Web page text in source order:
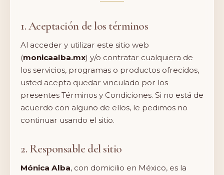
1. Aceptación de los términos
Al acceder y utilizar este sitio web
(monicaalba.mx) y/o contratar cualquiera de
los servicios, programas o productos ofrecidos,
usted acepta quedar vinculado por los
presentes Términos y Condiciones. Si no está de
acuerdo con alguno de ellos, le pedimos no
continuar usando el sitio.
2. Responsable del sitio
Mónica Alba, con domicilio en México, es la